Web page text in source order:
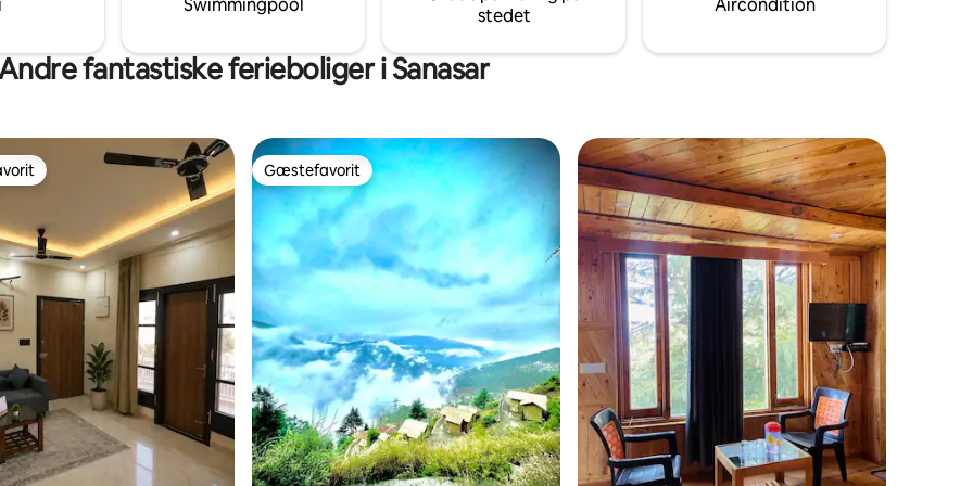
og hyggelige varmeapparater
nærheden af Patnitop.
Swimmingpool
stedet
Aircondition
fantastiske ferieboliger i Sanasar
Gæstefavorit
Gæstefavorit